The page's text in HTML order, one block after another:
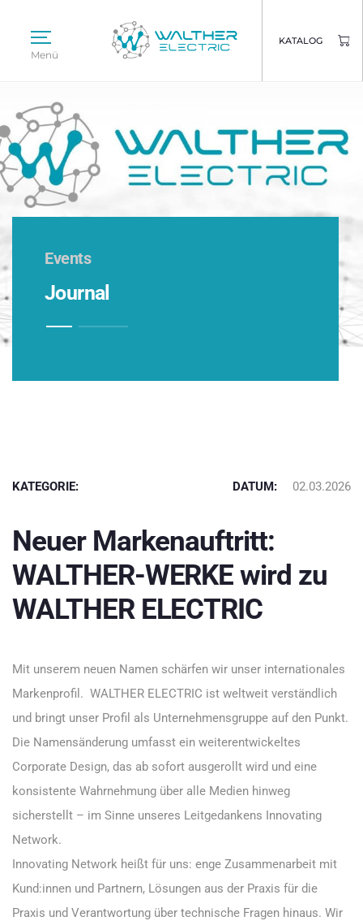
Menü
KATALOG
Events
Journal
KATEGORIE: DATUM: 02.03.2026
Neuer Markenauftritt:
WALTHER-WERKE wird zu
WALTHER ELECTRIC
Mit unserem neuen Namen schärfen wir unser internationales
Markenprofil. WALTHER ELECTRIC ist weltweit verständlich
und bringt unser Profil als Unternehmensgruppe auf den Punkt.
Die Namensänderung umfasst ein weiterentwickeltes
Corporate Design, das ab sofort ausgerollt wird und eine
konsistente Wahrnehmung über alle Medien hinweg
sicherstellt – im Sinne unseres Leitgedankens Innovating
Network.
Innovating Network heißt für uns: enge Zusammenarbeit mit
Kund:innen und Partnern, Lösungen aus der Praxis für die
Praxis und Verantwortung über technische Fragen hinaus. Wir